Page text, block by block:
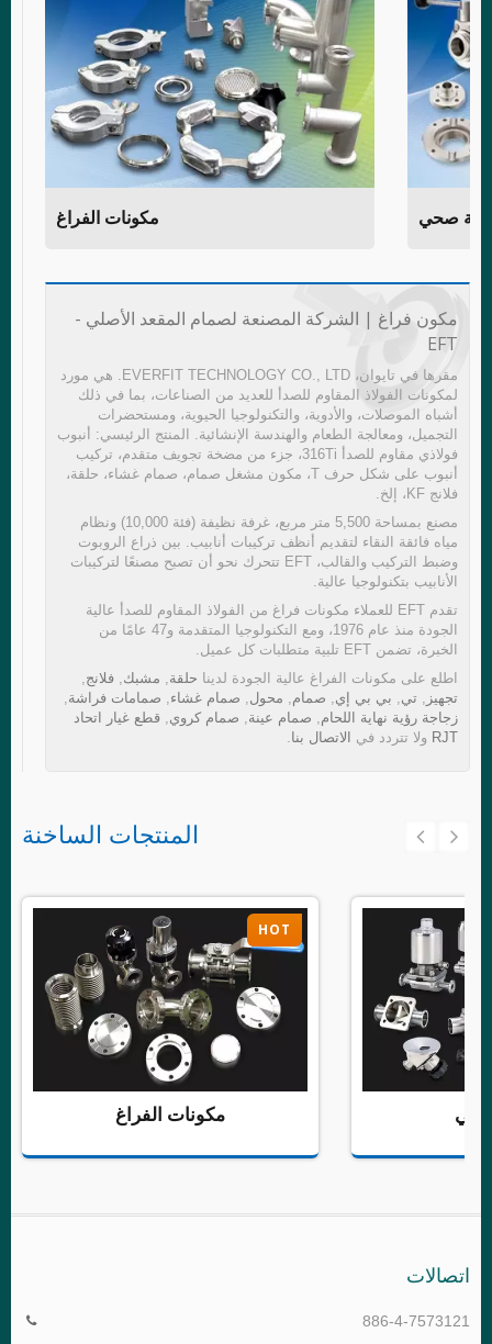
مكونات الفراغ صحي
مكون فراغ | الشركة المصنعة لصمام المقعد الأصلي -
EFT
مقرها في تايوان، EVERFIT TECHNOLOGY CO., LTD. هي مورد
لمكونات الفولاذ المقاوم للصدأ للعديد من الصناعات، بما في ذلك
أشباه الموصلات، والأدوية، والتكنولوجيا الحيوية، ومستحضرات
التجميل، ومعالجة الطعام والهندسة الإنشائية. المنتج الرئيسي: أنبوب
فولاذي مقاوم للصدأ 316Ti، جزء من مضخة تجويف متقدم، تركيب
أنبوب على شكل حرف T، مكون مشغل صمام، صمام غشاء، حلقة،
فلانج KF، إلخ.
مصنع بمساحة 5,500 متر مربع، غرفة نظيفة (فئة 10,000) ونظام
مياه فائقة النقاء لتقديم أنظف تركيبات أنابيب. بين ذراع الروبوت
وضبط التركيب والقالب، EFT تتحرك نحو أن تصبح مصنعًا لتركيبات
الأنابيب بتكنولوجيا عالية.
تقدم EFT للعملاء مكونات فراغ من الفولاذ المقاوم للصدأ عالية
الجودة منذ عام 1976، ومع التكنولوجيا المتقدمة و47 عامًا من
الخبرة، تضمن EFT تلبية متطلبات كل عميل.
اطلع على مكونات الفراغ عالية الجودة لدينا حلقة, مشبك, فلانج,
تجهيز, تي , بي بي إي, صمام, محول , صمام غشاء, صمامات فراشة,
زجاجة رؤية نهاية اللحام, صمام عينة, صمام كروي, قطع غيار اتحاد
RJTولا تتردد في الاتصال بنا.
المنتجات الساخنة
HOT
مكونات الفراغ
اتصالات
886-4-7573121